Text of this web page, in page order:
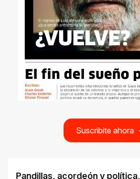
Suscribite ahora
Pandillas, acordeón y política,